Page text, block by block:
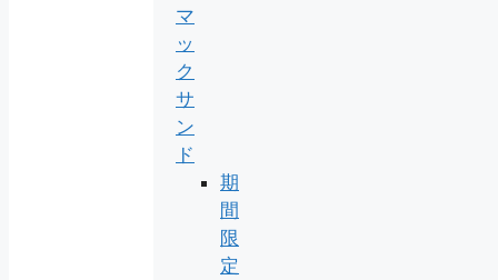
マ
ッ
ク
サ
ン
ド
期
間
限
定